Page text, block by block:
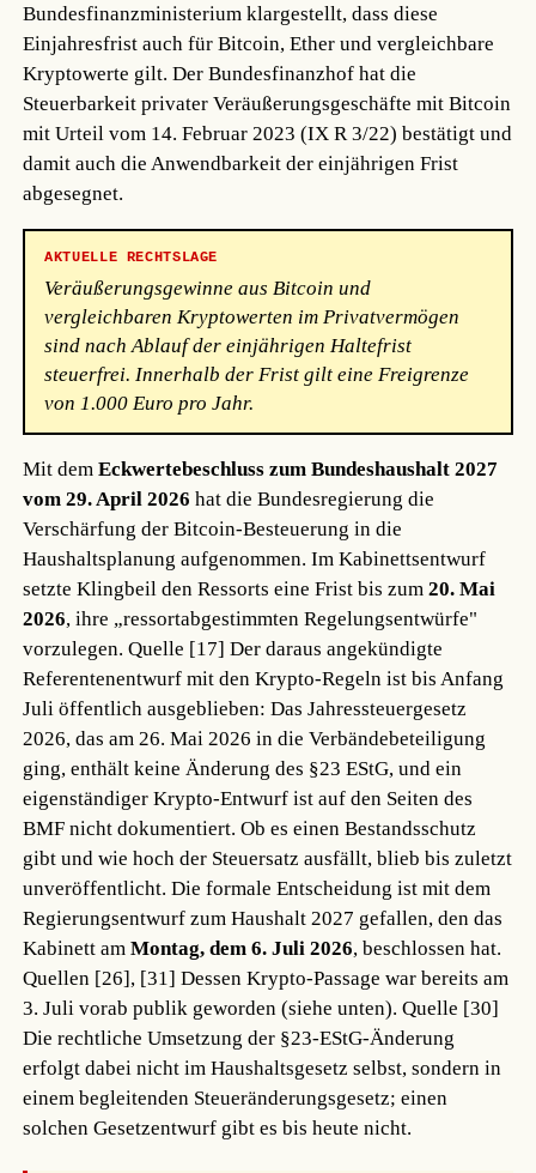
Bundesfinanzministerium klargestellt, dass diese
Einjahresfrist auch für Bitcoin, Ether und vergleichbare
Kryptowerte gilt. Der Bundesfinanzhof hat die
Steuerbarkeit privater Veräußerungsgeschäfte mit Bitcoin
mit Urteil vom 14. Februar 2023 (IX R 3/22) bestätigt und
damit auch die Anwendbarkeit der einjährigen Frist
abgesegnet.
AKTUELLE RECHTSLAGE
Veräußerungsgewinne aus Bitcoin und
vergleichbaren Kryptowerten im Privatvermögen
sind nach Ablauf der einjährigen Haltefrist
steuerfrei. Innerhalb der Frist gilt eine Freigrenze
von 1.000 Euro pro Jahr.
Mit demEckwertebeschluss zum Bundeshaushalt 2027
vom 29. April 2026 hat die Bundesregierung die
Verschärfung der Bitcoin-Besteuerung in die
Haushaltsplanung aufgenommen. Im Kabinettsentwurf
setzte Klingbeil den Ressorts eine Frist bis zum20. Mai
2026, ihre „ressortabgestimmten Regelungsentwürfe"
vorzulegen.Quelle [17] Der daraus angekündigte
Referentenentwurf mit den Krypto-Regeln ist bis Anfang
Juli öffentlich ausgeblieben: Das Jahressteuergesetz
2026, das am 26. Mai 2026 in die Verbändebeteiligung
ging, enthält keine Änderung des §23 EStG, und ein
eigenständiger Krypto-Entwurf ist auf den Seiten des
BMF nicht dokumentiert. Ob es einen Bestandsschutz
gibt und wie hoch der Steuersatz ausfällt, blieb bis zuletzt
unveröffentlicht. Die formale Entscheidung ist mit dem
Regierungsentwurf zum Haushalt 2027 gefallen, den das
Kabinett amMontag, dem 6. Juli 2026, beschlossen hat.
Quellen [26], [31] Dessen Krypto-Passage war bereits am
3. Juli vorab publik geworden (siehe unten).Quelle [30]
Die rechtliche Umsetzung der §23-EStG-Änderung
erfolgt dabei nicht im Haushaltsgesetz selbst, sondern in
einem begleitenden Steueränderungsgesetz; einen
solchen Gesetzentwurf gibt es bis heute nicht.